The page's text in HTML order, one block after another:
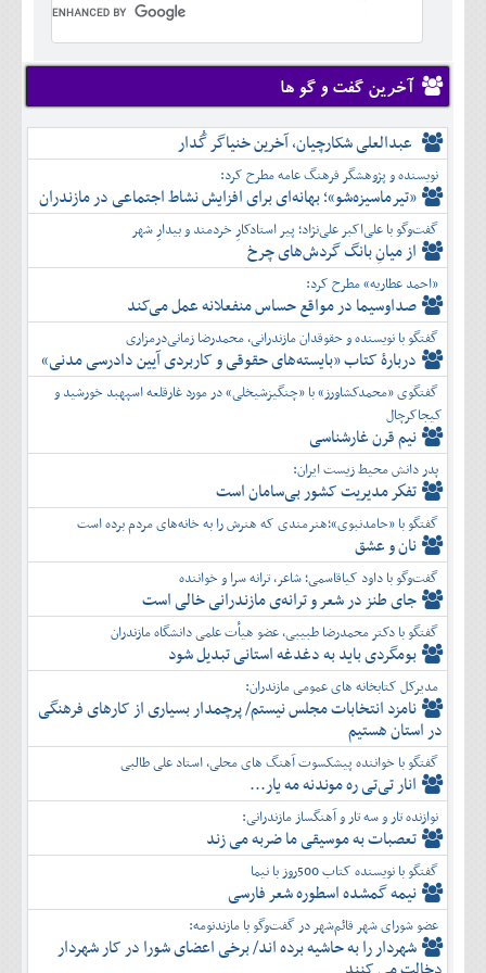
دی
بهمن
اسفند
آبان
آذر
دی
بهمن
اسفند
شهريور
مهر
آبان
آذر
دی
بهمن
اسفند
تير
مرداد
شهريور
مهر
آبان
آذر
دی
بهمن
اسفند
آخرین گفت و گو ها
عبدالعلی شکارچیان، آخرین خنیاگر گُدار
نویسنده و پژوهشگر فرهنگ عامه مطرح کرد:
«تیرماسیزه‌شو»؛ بهانه‌ای برای افزایش نشاط اجتماعی در مازندران
گفت‌وگو با علی‌اکبر علی‌نژاد؛ پیر استادکارِ خردمند و بیدارِ شهر
از میانِ بانگ گردش‌های چرخ
«احمد عطاریه» مطرح کرد:
صداوسیما در مواقع حساس منفعلانه عمل می‌کند
گفتگو با نویسنده و حقوقدان مازندرانی، محمدرضا زمانی‌درمزاری
دربارۀ کتاب ”بایسته‌های حقوقی و کاربردی آیین دادرسی مدنی»
گفتگوی «محمدکشاورز» با «چنگیزشیخلی» در مورد غارقلعه اسپهبد خورشید و
کیجاکرچال
نیم قرن غارشناسی
پدر دانش محیط زیست ایران:
تفكر مديريت کشور بی‌سامان است
گفتگو با «حامدنبوی»؛هنرمندی که هنرش را به خانه‌های مردم برده است
نان و عشق
گفت‌وگو با داود کیاقاسمی؛ شاعر، ترانه سرا و خواننده
جای طنز در شعر و ترانه‌ی مازندرانی خالی است
گفتگو با دکتر محمدرضا طبیبی، عضو هیأت علمی دانشگاه مازندران
بومگردی باید به دغدغه استانی تبدیل شود
مدیرکل کتابخانه های عمومی مازندران:
نامزد انتخابات مجلس نیستم/ پرچمدار بسیاری از کارهای فرهنگی
در استان هستیم
گفتگو با خواننده پیشکسوت آهنگ های محلی، استاد علی طالبی
انار تی‌تی ره موندنه مه یار...
نوازنده تار و سه تار و آهنگساز مازندرانی:
تعصبات به موسیقی ما ضربه می زند
گفتگو با نویسنده کتاب 500روز با نیما
نیمه گمشده اسطوره شعر فارسی
عضو شورای شهر قائم‌شهر در گفت‌و‌گو با مازندنومه:
شهردار را به حاشیه برده اند/ برخی اعضای شورا در کار شهردار